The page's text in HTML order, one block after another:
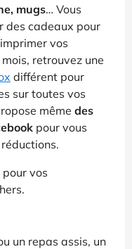
mugs… Vous
des cadeaux pour
vos
retrouvez une
différent pour
sur toutes vos
même des
pour vous
vos
un repas assis, un